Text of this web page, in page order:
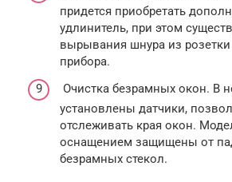
придется приобретать
удлинитель, при этом
вырывания шнура из
прибора.
Очистка безрамных окон. В
установлены датчики,
отслеживать края окон.
оснащением защищены от
безрамных стекол.